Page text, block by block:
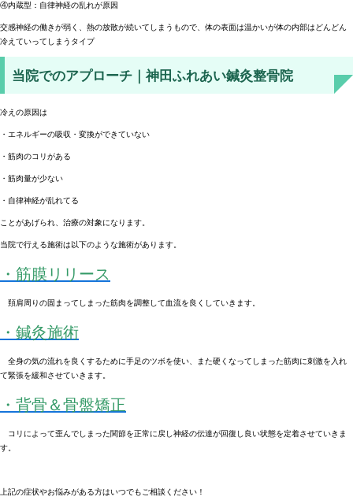
④内蔵型：自律神経の乱れが原因
交感神経の働きが弱く、熱の放散が続いてしまうもので、体の表面は温かいが体の内部はどんどん
冷えていってしまうタイプ
当院でのアプローチ｜神田ふれあい鍼灸整骨院
冷えの原因は
・エネルギーの吸収・変換ができていない
・筋肉のコリがある
・筋肉量が少ない
・自律神経が乱れてる
ことがあげられ、治療の対象になります。
当院で行える施術は以下のような施術があります。
・筋膜リリース
頚肩周りの固まってしまった筋肉を調整して血流を良くしていきます。
・鍼灸施術
全身の気の流れを良くするために手足のツボを使い、また硬くなってしまった筋肉に刺激を入れ
て緊張を緩和させていきます。
・背骨＆骨盤矯正
コリによって歪んでしまった関節を正常に戻し神経の伝達が回復し良い状態を定着させていきま
す。
上記の症状やお悩みがある方はいつでもご相談ください！